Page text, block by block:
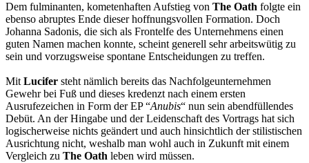
Dem fulminanten, kometenhaften Aufstieg von The Oath folgte ein
ebenso abruptes Ende dieser hoffnungsvollen Formation. Doch
Johanna Sadonis, die sich als Frontelfe des Unternehmens einen
guten Namen machen konnte, scheint generell sehr arbeitswütig zu
sein und vorzugsweise spontane Entscheidungen zu treffen.
MitLucifer steht nämlich bereits das Nachfolgeunternehmen
Gewehr bei Fuß und dieses kredenzt nach einem ersten
Ausrufezeichen in Form der EP “Anubis“ nun sein abendfüllendes
Debüt. An der Hingabe und der Leidenschaft des Vortrags hat sich
logischerweise nichts geändert und auch hinsichtlich der stilistischen
Ausrichtung nicht, weshalb man wohl auch in Zukunft mit einem
Vergleich zu The Oath leben wird müssen.